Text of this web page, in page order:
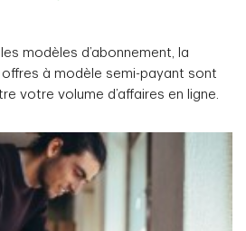
modèles d’abonnement, la
à modèle semi-payant sont
votre volume d’affaires en ligne.